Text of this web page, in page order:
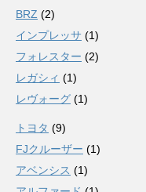
BRZ (2)
インプレッサ (1)
フォレスター (2)
レガシィ (1)
レヴォーグ (1)
トヨタ (9)
FJクルーザー (1)
アベンシス (1)